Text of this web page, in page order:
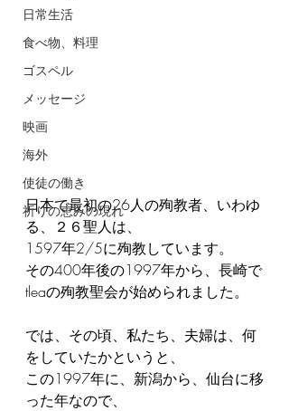
日常生活
食べ物、料理
ゴスペル
メッセージ
映画
海外
使徒の働き
祈りの恵みの現れ
日本で最初の26人の殉教者、いわゆ
る、２６聖人は、
1597年2/5に殉教しています。
その400年後の1997年から、長崎で
tleaの殉教聖会が始められました。
では、その頃、私たち、夫婦は、何
をしていたかというと、
この1997年に、新潟から、仙台に移
った年なので、